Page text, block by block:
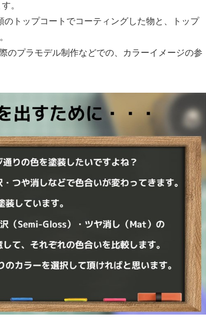
。
トップコートでコーティングした物と、トップ
のプラモデル制作などでの、カラーイメージの参